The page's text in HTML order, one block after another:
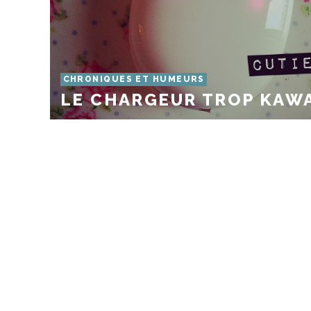
CHRONIQUES ET HUMEURS
LE CHARGEUR TROP